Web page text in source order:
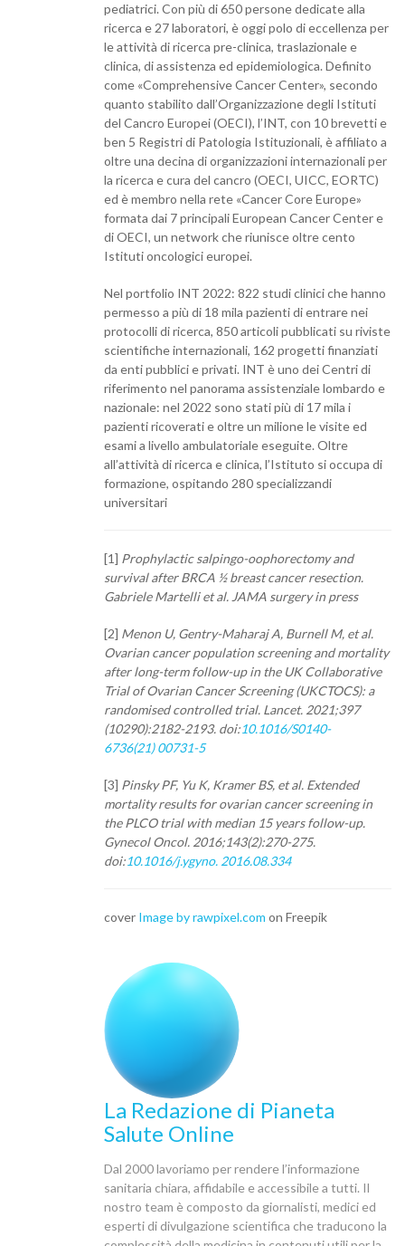
pediatrici. Con più di 650 persone dedicate alla
ricerca e 27 laboratori, è oggi polo di eccellenza per
le attività di ricerca pre-clinica, traslazionale e
clinica, di assistenza ed epidemiologica. Definito
come «Comprehensive Cancer Center», secondo
quanto stabilito dall’Organizzazione degli Istituti
del Cancro Europei (OECI), l’INT, con 10 brevetti e
ben 5 Registri di Patologia Istituzionali, è affiliato a
oltre una decina di organizzazioni internazionali per
la ricerca e cura del cancro (OECI, UICC, EORTC)
ed è membro nella rete «Cancer Core Europe»
formata dai 7 principali European Cancer Center e
di OECI, un network che riunisce oltre cento
Istituti oncologici europei.
Nel portfolio INT 2022: 822 studi clinici che hanno
permesso a più di 18 mila pazienti di entrare nei
protocolli di ricerca, 850 articoli pubblicati su riviste
scientifiche internazionali, 162 progetti finanziati
da enti pubblici e privati. INT è uno dei Centri di
riferimento nel panorama assistenziale lombardo e
nazionale: nel 2022 sono stati più di 17 mila i
pazienti ricoverati e oltre un milione le visite ed
esami a livello ambulatoriale eseguite. Oltre
all’attività di ricerca e clinica, l’Istituto si occupa di
formazione, ospitando 280 specializzandi
universitari
[1] Prophylactic salpingo-oophorectomy and
survival after BRCA ½ breast cancer resection.
Gabriele Martelli et al. JAMA surgery in press
[2] Menon U, Gentry-Maharaj A, Burnell M, et al.
Ovarian cancer population screening and mortality
after long-term follow-up in the UK Collaborative
Trial of Ovarian Cancer Screening (UKCTOCS): a
randomised controlled trial. Lancet. 2021;397
(10290):2182-2193. doi:10.1016/S0140-
6736(21) 00731-5
[3] Pinsky PF, Yu K, Kramer BS, et al. Extended
mortality results for ovarian cancer screening in
the PLCO trial with median 15 years follow-up.
Gynecol Oncol. 2016;143(2):270-275.
doi:10.1016/j.ygyno. 2016.08.334
cover Image by rawpixel.com on Freepik
La Redazione di Pianeta
Salute Online
Dal 2000 lavoriamo per rendere l’informazione
sanitaria chiara, affidabile e accessibile a tutti. Il
nostro team è composto da giornalisti, medici ed
esperti di divulgazione scientifica che traducono la